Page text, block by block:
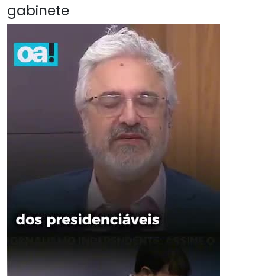
gabinete